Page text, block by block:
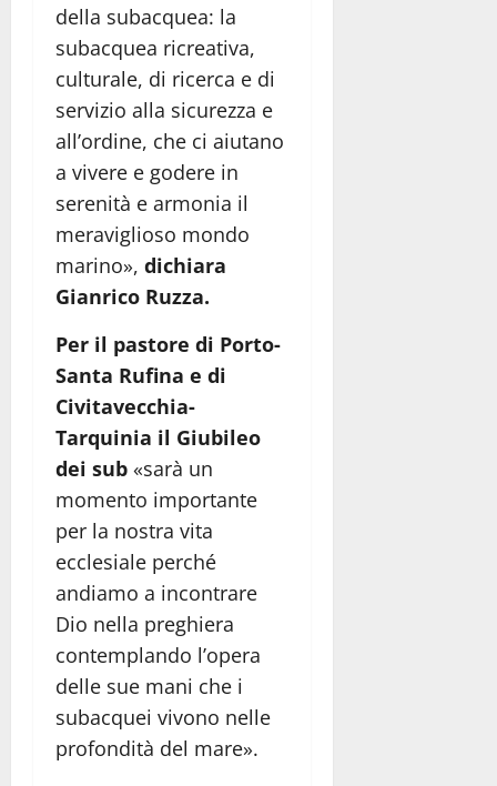
della subacquea: la
subacquea ricreativa,
culturale, di ricerca e di
servizio alla sicurezza e
all’ordine, che ci aiutano
a vivere e godere in
serenità e armonia il
meraviglioso mondo
marino», dichiara
Gianrico Ruzza.
Per il pastore di Porto-
Santa Rufina e di
Civitavecchia-
Tarquinia il Giubileo
dei sub «sarà un
momento importante
per la nostra vita
ecclesiale perché
andiamo a incontrare
Dio nella preghiera
contemplando l’opera
delle sue mani che i
subacquei vivono nelle
profondità del mare».